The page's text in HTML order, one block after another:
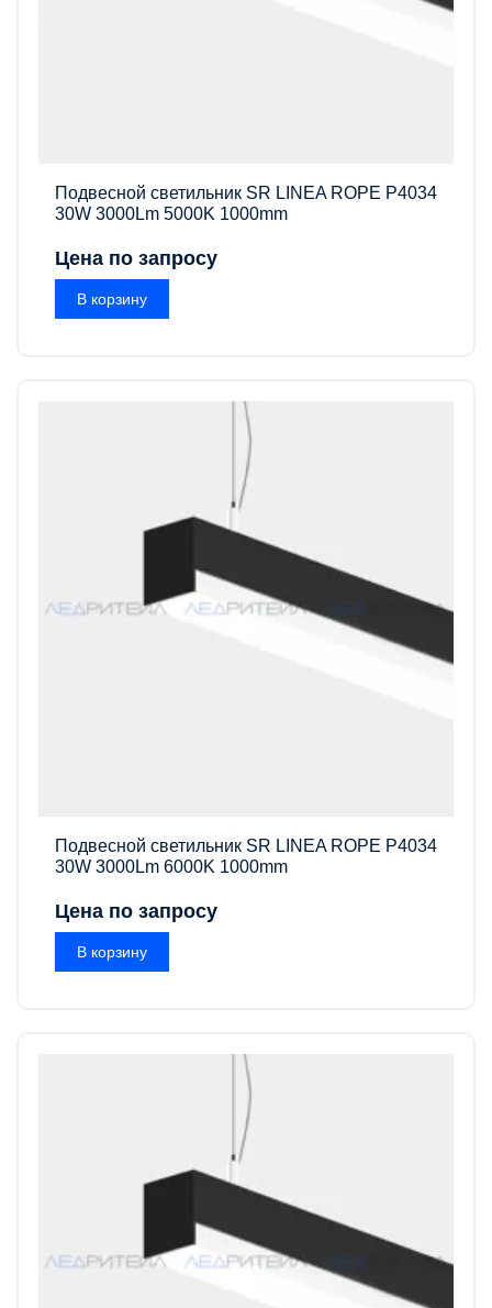
Подвесной светильник SR LINEA ROPE P4034
30W 3000Lm 5000K 1000mm
Цена по запросу
В корзину
Подвесной светильник SR LINEA ROPE P4034
30W 3000Lm 6000K 1000mm
Цена по запросу
В корзину